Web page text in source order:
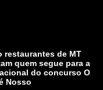
restaurantes de MT
quem segue para a
do concurso O
Nosso